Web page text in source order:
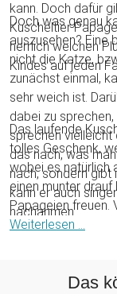
kann. Doch dafür
Kuscheltier
herrlich weichen
Kindes auf jeden
Doch was genau
auszusehen? Eine
nicht die Katze,
zunächst einmal,
sehr weich ist.
dabei zu
sprechen
das nach, was
nach, sondern gibt
kann er auch
nachahmen.
Das laufende
tolles Geschenk,
wobei es natürlich
einen munter
Papageien freuen.
oder zum
Weiterlesen ...
Das